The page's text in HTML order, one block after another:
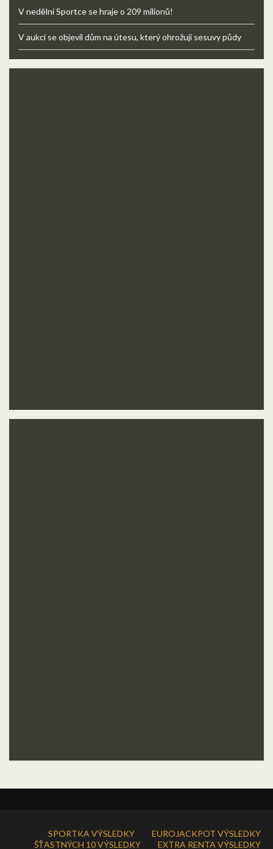
V nedělní Sportce se hraje o 209 milionů!
V aukci se objevil dům na útesu, který ohrožují sesuvy půdy
SPORTKA VÝSLEDKY
EUROJACKPOT VÝSLEDKY
ŠŤASTNÝCH 10 VÝSLEDKY
EXTRA RENTA VÝSLEDKY